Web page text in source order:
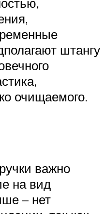
штангу
очищаемого.
важно
на вид
– нет